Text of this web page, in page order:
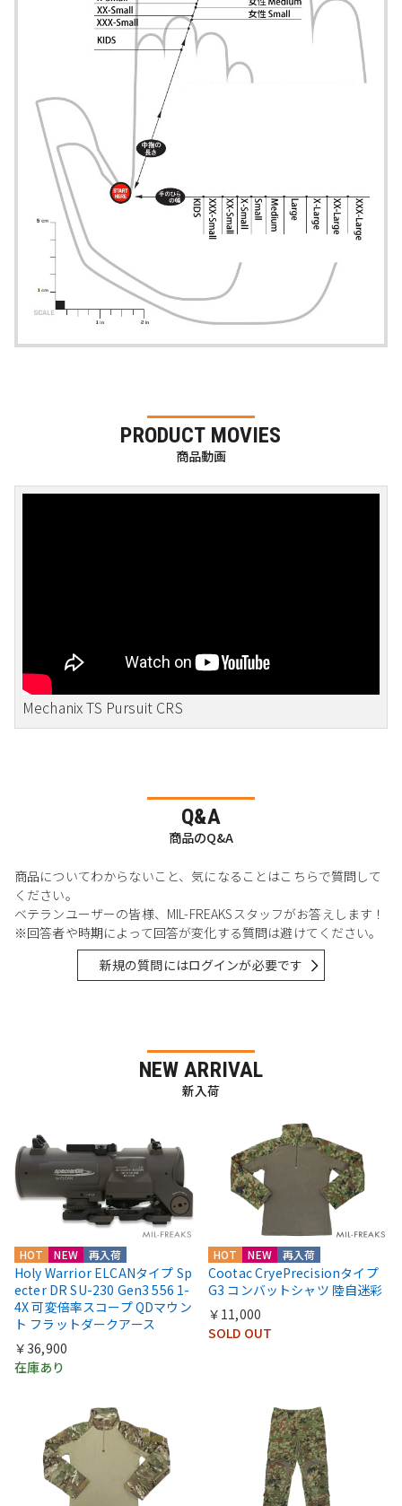
PRODUCT MOVIES
商品動画
Mechanix TS Pursuit CRS
Q&A
商品のQ&A
商品についてわからないこと、気になることはこちらで質問して
ください。
ベテランユーザーの皆様、MIL-FREAKSスタッフがお答えします！
※回答者や時期によって回答が変化する質問は避けてください。
新規の質問にはログインが必要です
NEW ARRIVAL
新入荷
HOT NEW 再入荷
Holy Warrior ELCANタイプ Sp
ecter DR SU-230 Gen3 556 1-
4X 可変倍率スコープ QDマウン
ト フラットダークアース
￥36,900
在庫あり
HOT NEW 再入荷
Cootac CryePrecisionタイプ
G3 コンバットシャツ 陸自迷彩
￥11,000
SOLD OUT